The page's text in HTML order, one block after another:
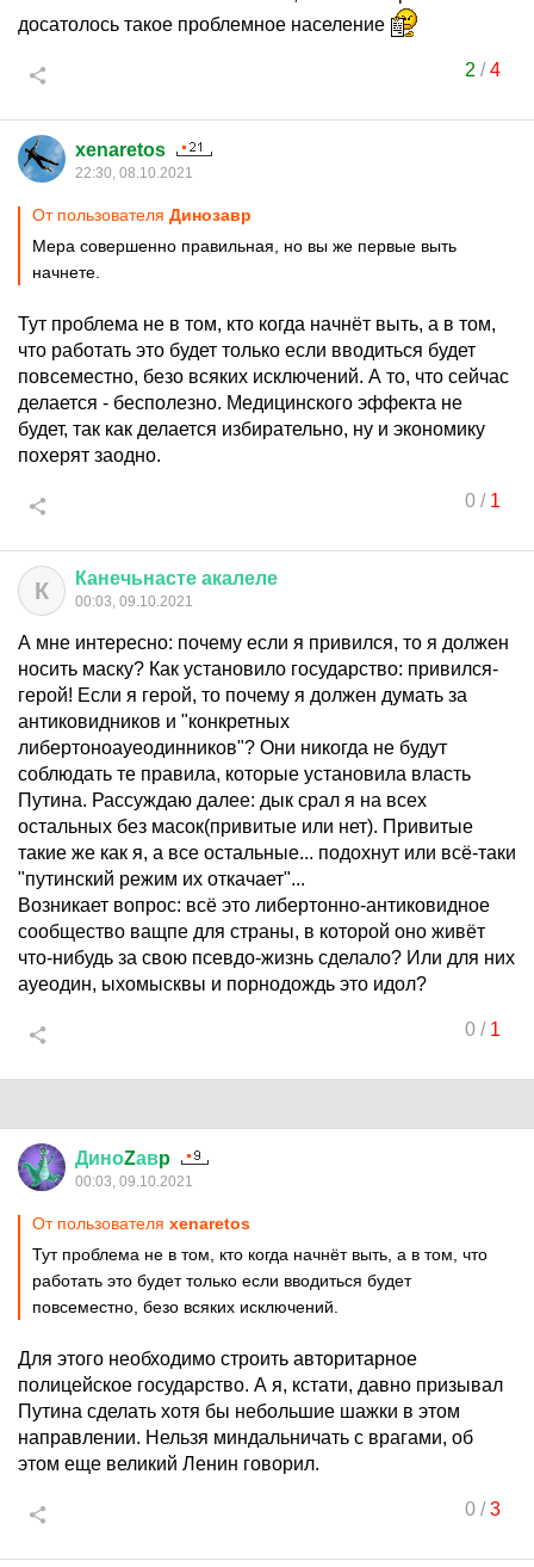
досатолось такое проблемное население
2 /4
xenaretos
22:30, 08.10.2021
От пользователя Динозавp
Мера совершенно правильная, но вы же первые выть
начнете.
Тут проблема не в том, кто когда начнёт выть, а в том,
что работать это будет только если вводиться будет
повсеместно, безо всяких исключений. А то, что сейчас
делается - бесполезно. Медицинского эффекта не
будет, так как делается избирательно, ну и экономику
похерят заодно.
0/ 1
К Канечьнасте акалеле
00:03, 09.10.2021
А мне интересно: почему если я привился, то я должен
носить маску? Как установило государство: привился-
герой! Если я герой, то почему я должен думать за
антиковидников и "конкретных
либертоноауеодинников"? Они никогда не будут
соблюдать те правила, которые установила власть
Путина. Рассуждаю далее: дык срал я на всех
остальных без масок(привитые или нет). Привитые
такие же как я, а все остальные... подохнут или всё-таки
"путинский режим их откачает"...
Возникает вопрос: всё это либертонно-антиковидное
сообщество ващпе для страны, в которой оно живёт
что-нибудь за свою псевдо-жизнь сделало? Или для них
ауеодин, ыхомысквы и порнодождь это идол?
0/ 1
ДиноZавp
00:03, 09.10.2021
От пользователя xenaretos
Тут проблема не в том, кто когда начнёт выть, а в том, что
работать это будет только если вводиться будет
повсеместно, безо всяких исключений.
Для этого необходимо строить авторитарное
полицейское государство. А я, кстати, давно призывал
Путина сделать хотя бы небольшие шажки в этом
направлении. Нельзя миндальничать с врагами, об
этом еще великий Ленин говорил.
0/3